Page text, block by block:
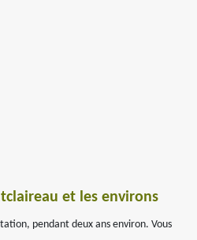
et les environs
pendant deux ans environ. Vous